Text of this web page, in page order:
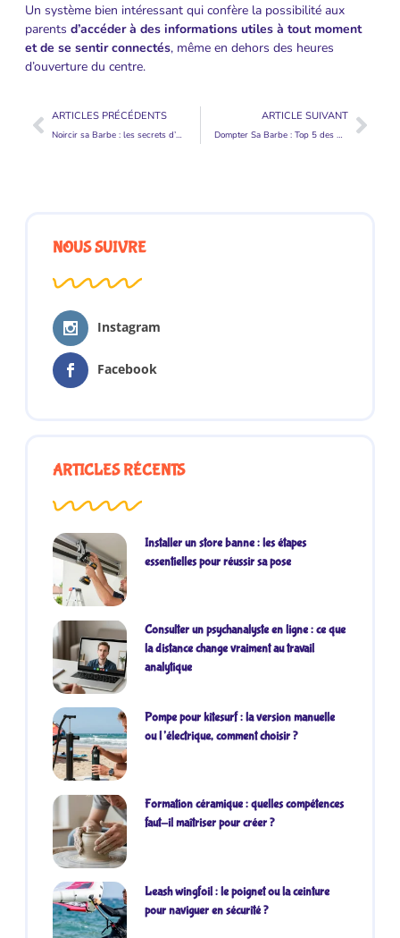
Un système bien intéressant qui confère la possibilité aux
parents d’accéder à des informations utiles à tout moment
et de se sentir connectés, même en dehors des heures
d’ouverture du centre.
ARTICLES PRÉCÉDENTS
Noircir sa Barbe : les secrets d’un style impeccable pour homme
ARTICLE SUIVANT
Dompter Sa Barbe : Top 5 des Conseils pour une Barbe Lisse et Soignée
NOUS SUIVRE
Instagram
Facebook
ARTICLES RÉCENTS
Installer un store banne : les étapes
essentielles pour réussir sa pose
Consulter un psychanalyste en ligne : ce que
la distance change vraiment au travail
analytique
Pompe pour kitesurf : la version manuelle
ou l’électrique, comment choisir ?
Formation céramique : quelles compétences
faut-il maîtriser pour créer ?
Leash wingfoil : le poignet ou la ceinture
pour naviguer en sécurité ?